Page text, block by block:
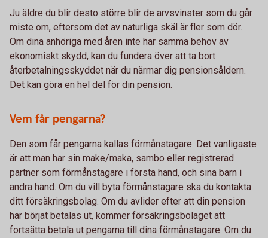
Ju äldre du blir desto större blir de arvsvinster som du går
miste om, eftersom det av naturliga skäl är fler som dör.
Om dina anhöriga med åren inte har samma behov av
ekonomiskt skydd, kan du fundera över att ta bort
återbetalningsskyddet när du närmar dig pensionsåldern.
Det kan göra en hel del för din pension.
Vem får pengarna?
Den som får pengarna kallas förmånstagare. Det vanligaste
är att man har sin make/maka, sambo eller registrerad
partner som förmånstagare i första hand, och sina barn i
andra hand. Om du vill byta förmånstagare ska du kontakta
ditt försäkringsbolag. Om du avlider efter att din pension
har börjat betalas ut, kommer försäkringsbolaget att
fortsätta betala ut pengarna till dina förmånstagare. Om du